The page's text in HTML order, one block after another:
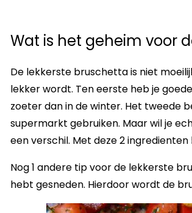
Wat is het geheim voor
De lekkerste bruschetta is niet
lekker wordt. Ten eerste heb je
zoeter dan in de winter. Het tweede
supermarkt gebruiken. Maar wil je
een verschil. Met deze 2
Nog 1 andere tip voor de lekkerste
hebt gesneden. Hierdoor wordt de